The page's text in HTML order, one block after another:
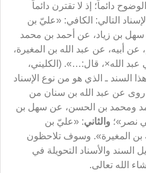
دائماً؛ إذ لا تقترن دائماً
التالي: الكافي: «عليّ بن
بن زياد، عن أحمد بن محمد
أبيه، عن عبد الله بن المغيرة،
الله×، قال:…». (الكليني،
ح4903). ففي هذا السند ـ الذي هو من نوع الإسناد
ـ روى عن عبد الله بن سنان من
ومحمد بن الحسن، عن سهل بن
نصر»؛ والثاني: «عليّ بن
بن المغيرة». وسوف تلاحظون
السند والأسناد التحويلة في
الله تعالى.